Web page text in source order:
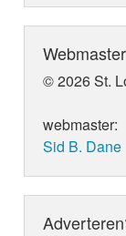
Webmaster
© 2026 St.
webmaster:
Sid B. Dane